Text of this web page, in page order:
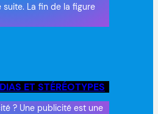
La fin de la figure
ET STÉRÉOTYPES
? Une publicité est une